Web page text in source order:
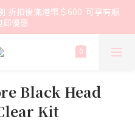
折扣後滿港幣＄600  可享有順
郵優惠
Black Head
Kit